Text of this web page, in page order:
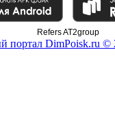
Refers AT2group
портал DimPoisk.ru ©